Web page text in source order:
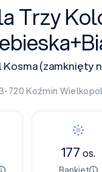
Trzy
(zamknięty
720Koźmin
177os.